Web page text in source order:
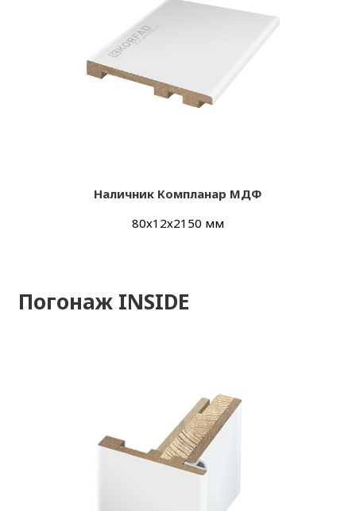
Наличник Компланар МДФ
80х12х2150 мм
Погонаж INSIDE